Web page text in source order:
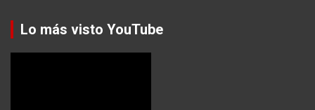
Lo más visto YouTube